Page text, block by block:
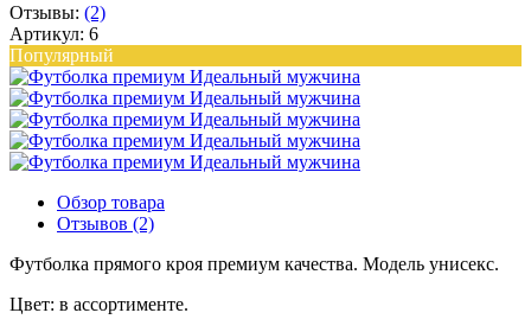
Отзывы: (2)
Артикул: 6
Популярный
Обзор товара
Отзывов (2)
Футболка прямого кроя премиум качества. Модель унисекс.
Цвет: в ассортименте.